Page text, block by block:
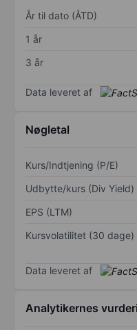
År til dato (ÅTD)
1 år
3 år
Data leveret af
Nøgletal
Kurs/Indtjening (P/E)
Udbytte/kurs (Div Yield)
EPS (LTM)
Kursvolatilitet (30 dage)
Data leveret af
Analytikernes